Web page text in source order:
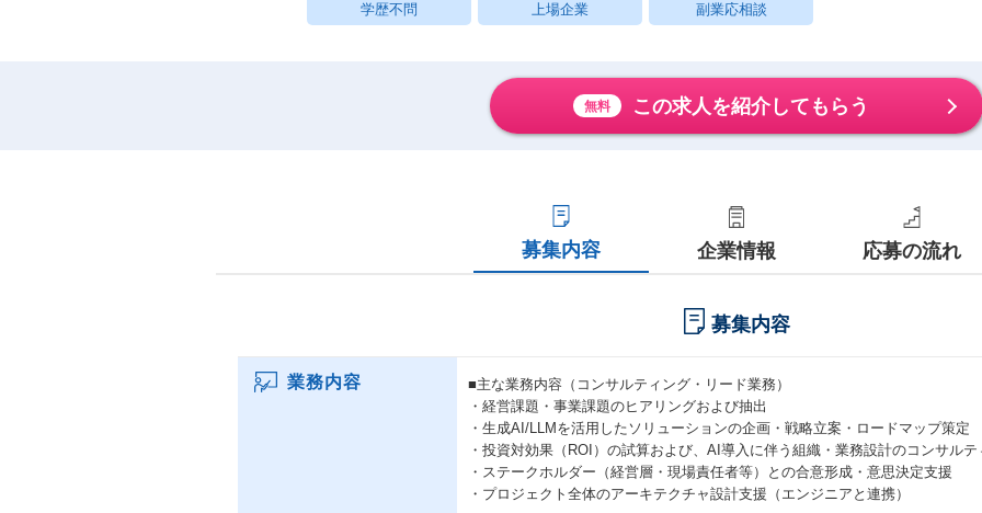
学歴不問 上場企業 副業応相談
無料 この求人を紹介してもらう
募集内容 企業情報 応募の流れ
募集内容
業務内容
■主な業務内容（コンサルティング・リード業務）
・経営課題・事業課題のヒアリングおよび抽出
・生成AI/LLMを活用したソリューションの企画・戦略立案・ロードマップ策定
・投資対効果（ROI）の試算および、AI導入に伴う組織・業務設計のコンサルテ
・ステークホルダー（経営層・現場責任者等）との合意形成・意思決定支援
・プロジェクト全体のアーキテクチャ設計支援（エンジニアと連携）